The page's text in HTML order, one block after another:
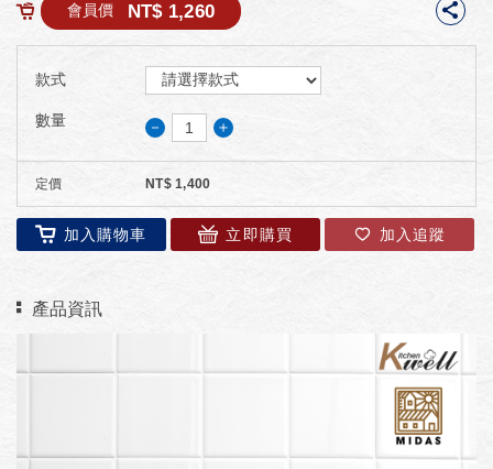
會員價 NT$ 1,260
款式
數量 － ＋
定價 NT$ 1,400
加入購物車 立即購買 加入追蹤
產品資訊